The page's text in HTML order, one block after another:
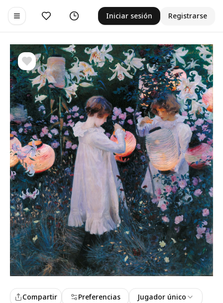
Toggle navigation menu
Me gustaHistorial Iniciar sesión Registrarse
Compartir Preferencias
Jugador único